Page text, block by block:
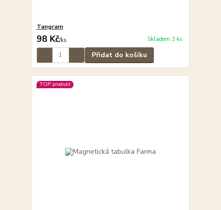
Tangram
98 Kč/ks Skladem 3 ks
Přidat do košíku
TOP produkt